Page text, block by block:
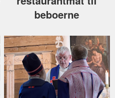
beboerne